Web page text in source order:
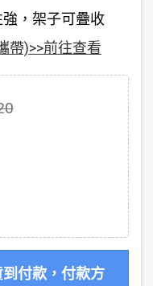
，架子可疊收
帶)>>前往查看
付款，付款方